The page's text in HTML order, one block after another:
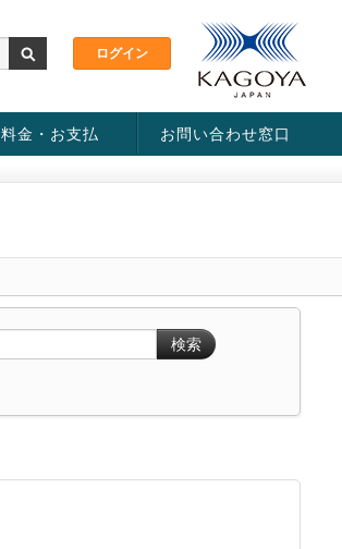
料金・お支払 お問い合わせ窓口
検索